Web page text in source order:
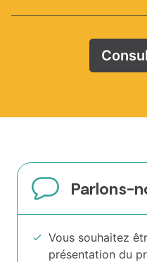
Parlons-
Vous souhaitez
présentation du